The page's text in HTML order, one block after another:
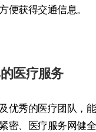
便获得交通信息。
医疗服务
优秀的医疗团队，
密、医疗服务网健全